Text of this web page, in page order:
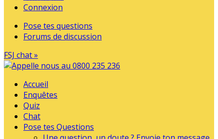
Connexion
Pose tes questions
Forums de discussion
FSJ chat »
Accueil
Enquêtes
Quiz
Chat
Pose tes Questions